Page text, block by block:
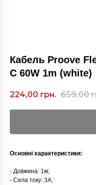
Кабель Proove
C 60W 1m (white)
224,00 грн. 659,00
Основні характеристики:
- Довжина: 1м;
- Сила току: 3A;